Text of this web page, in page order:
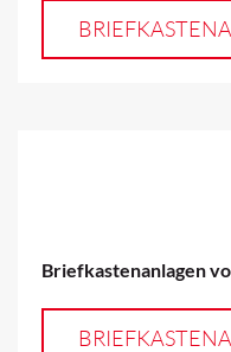
Briefkastenanlagen